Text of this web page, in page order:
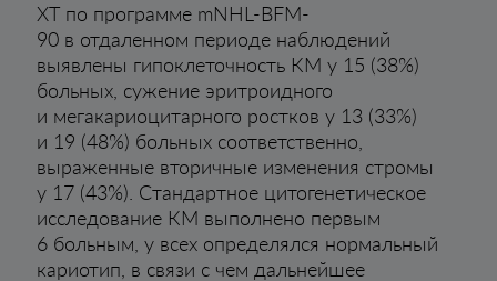
ХТ по программе mNHL-BFM-
90 в отдаленном периоде наблюдений
выявлены гипоклеточность КМ у 15 (38%)
больных, сужение эритроидного
и мегакариоцитарного ростков у 13 (33%)
и 19 (48%) больных соответственно,
выраженные вторичные изменения стромы
у 17 (43%). Стандартное цитогенетическое
исследование КМ выполнено первым
6 больным, у всех определялся нормальный
кариотип, в связи с чем дальнейшее